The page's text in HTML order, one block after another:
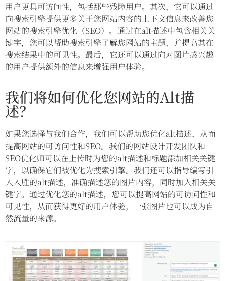
用户更具可访问性，包括那些残障用户。其次，它可以通过
向搜索引擎提供更多关于您网站内容的上下文信息来改善您
网站的搜索引擎优化（SEO）。通过在alt描述中包含相关关
键字，您可以帮助搜索引擎了解您网站的主题，并提高其在
搜索结果中的可见性。最后，它还可以通过向对图片感兴趣
的用户提供额外的信息来增强用户体验。
我们将如何优化您网站的Alt描
述？
如果您选择与我们合作，我们可以帮助您优化alt描述，从而
提高网站的可访问性和SEO。我们的网站设计开发团队和
SEO优化师可以在上传时为您的alt描述和标题添加相关关键
字，以确保它们被优化为搜索引擎。我们还可以指导编写引
人入胜的alt描述，准确描述您的图片内容，同时加入相关关
键字。通过优化您的alt描述，您可以提高网站的可访问性和
可见性，从而获得更好的用户体验，一张图片也可以成为自
然流量的来源。